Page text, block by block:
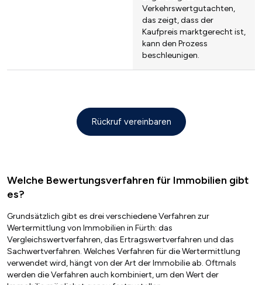
Verkehrswertgutachten,
das zeigt, dass der
Kaufpreis marktgerecht ist,
kann den Prozess
beschleunigen.
Rückruf vereinbaren
Welche Bewertungsverfahren für Immobilien gibt
es?
Grundsätzlich gibt es drei verschiedene Verfahren zur
Wertermittlung von Immobilien in Fürth: das
Vergleichswertverfahren, das Ertragswertverfahren und das
Sachwertverfahren. Welches Verfahren für die Wertermittlung
verwendet wird, hängt von der Art der Immobilie ab. Oftmals
werden die Verfahren auch kombiniert, um den Wert der